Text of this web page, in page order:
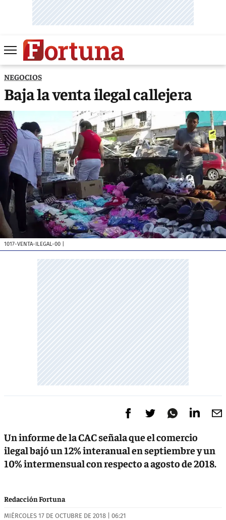
NEGOCIOS
Baja la venta ilegal callejera
1017-VENTA-ILEGAL-00
Un informe de la CAC señala que el comercio
ilegal bajó un 12% interanual en septiembre y un
10% intermensual con respecto a agosto de 2018.
Redacción Fortuna
MIÉRCOLES 17 DE OCTUBRE DE 2018 | 06:21